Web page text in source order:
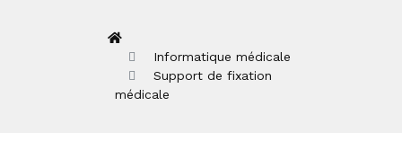
Informatique médicale
Support de fixation
médicale